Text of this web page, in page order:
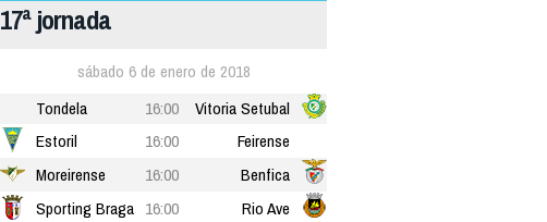
17ª jornada
sábado 6 de enero de 2018
Tondela
16:00
Vitoria Setubal
Estoril
16:00
Feirense
Moreirense
16:00
Benfica
Sporting Braga 16:00
Rio Ave